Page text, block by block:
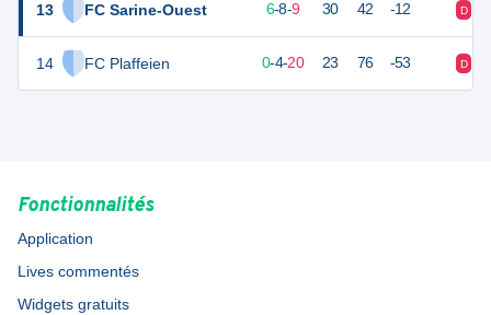
13 FC Sarine-Ouest
14 FC Plaffeien
26 6-8-9 30 42 -12 D
0-4-20 23 76 -53 D
Fonctionnalités
Application
Lives commentés
Widgets gratuits